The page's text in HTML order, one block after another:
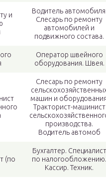
и
Водитель
Слесарь по ремонту
автомобилей и
подвижного состава.
Оператор швейного
оборудования. Швея.
Слесарь по ремонту
машин и
Тракторист-машинист
производства.
Водитель автомоб
(по
Бухгалтер. Специалист
по налогообложению.
Кассир. Техник.